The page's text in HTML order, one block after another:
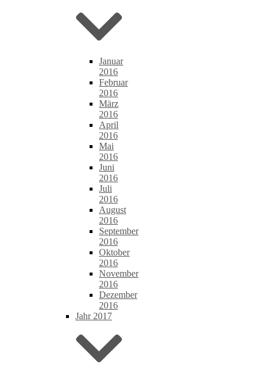
Januar
2016
Februar
2016
März
2016
April
2016
Mai
2016
Juni
2016
Juli
2016
August
2016
September
2016
Oktober
2016
November
2016
Dezember
2016
Jahr 2017